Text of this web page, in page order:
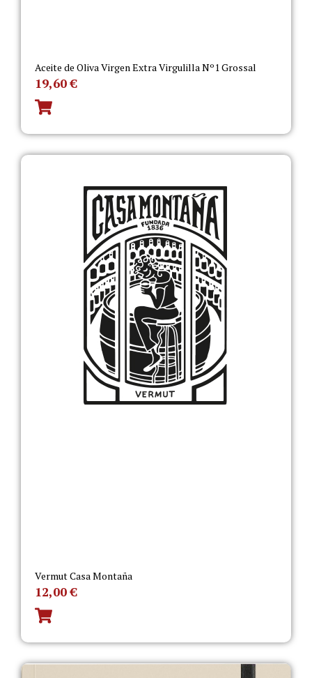
Aceite de Oliva Virgen Extra Virgulilla Nº1 Grossal
19,60€
Vermut Casa Montaña
12,00€